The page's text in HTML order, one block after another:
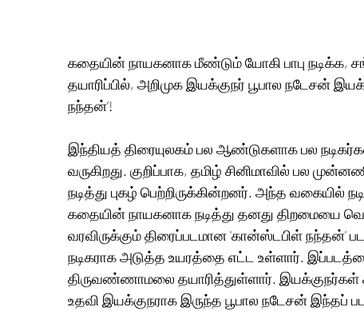
கதையின் நாயகனாக மீண்டும் யோகி பாபு நடிக்க,
தயாரிப்பில், அறிமுக இயக்குநர் பூபால நடேசன்
நந்தன்’!
இந்தியத் திரையுலகம் பல ஆண்டுகளாக பல
வருகிறது. குறிப்பாக, தமிழ் சினிமாவில் பல
நடித்து புகழ் பெற்றிருக்கின்றனர். அந்த வகையில்
கதையின் நாயகனாக நடித்து தனது திறமையை
வரவிருக்கும் திரைப்படமான 'கான்ஸ்டபிள் நந்தன்'
நடிகராக அடுத்த உயரத்தை எட்ட உள்ளார்.
திருவண்ணாமலை தயாரித்துள்ளார். இயக்குநர்கள்
உதவி இயக்குநராக இருந்த பூபால நடேசன் இந்தப்